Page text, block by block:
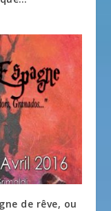
de rêve, ou